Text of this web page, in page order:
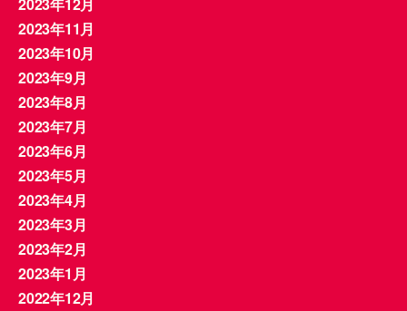
2023年11月
2023年10月
2023年9月
2023年8月
2023年7月
2023年6月
2023年5月
2023年4月
2023年3月
2023年2月
2023年1月
2022年12月